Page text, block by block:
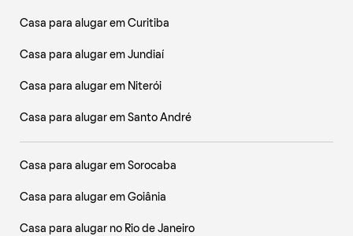
Casa para alugar em Curitiba
Casa para alugar em Jundiaí
Casa para alugar em Niterói
Casa para alugar em Santo André
Casa para alugar em Sorocaba
Casa para alugar em Goiânia
Casa para alugar no Rio de Janeiro